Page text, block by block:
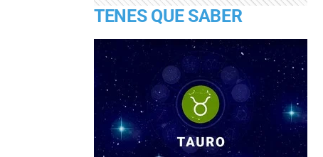
TENES QUE SABER